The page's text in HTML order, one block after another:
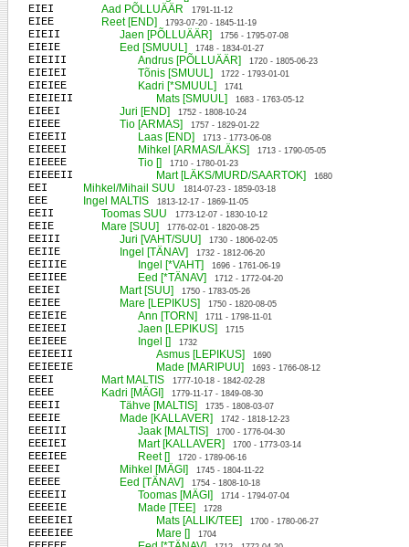
EIEI Aad PÕLLUÄÄR 1791-11-12
EIEE Reet [END] 1793-07-20 - 1845-11-19
EIEII Jaen [PÕLLUÄÄR] 1756 - 1795-07-08
EIEIE Eed [SMUUL] 1748 - 1834-01-27
EIEIII Andrus [PÕLLUÄÄR] 1720 - 1805-06-23
EIEIEI Tõnis [SMUUL] 1722 - 1793-01-01
EIEIEE Kadri [*SMUUL] 1741
EIEIEII Mats [SMUUL] 1683 - 1763-05-12
EIEEI Juri [END] 1752 - 1808-10-24
EIEEE Tio [ARMAS] 1757 - 1829-01-22
EIEEII Laas [END] 1713 - 1773-06-08
EIEEEI Mihkel [ARMAS/LÄKS] 1713 - 1790-05-05
EIEEEE Tio [] 1710 - 1780-01-23
EIEEEII Mart [LÄKS/MURD/SAARTOK] 1680
EEI Mihkel/Mihail SUU 1814-07-23 - 1859-03-18
EEE Ingel MALTIS 1813-12-17 - 1869-11-05
EEII Toomas SUU 1773-12-07 - 1830-10-12
EEIE Mare [SUU] 1776-02-01 - 1820-08-25
EEIII Juri [VAHT/SUU] 1730 - 1806-02-05
EEIIE Ingel [TÄNAV] 1732 - 1812-06-20
EEIIIE Ingel [*VAHT] 1696 - 1761-06-19
EEIIEE Eed [*TÄNAV] 1712 - 1772-04-20
EEIEI Mart [SUU] 1750 - 1783-05-26
EEIEE Mare [LEPIKUS] 1750 - 1820-08-05
EEIEIE Ann [TORN] 1711 - 1798-11-01
EEIEEI Jaen [LEPIKUS] 1715
EEIEEE Ingel [] 1732
EEIEEII Asmus [LEPIKUS] 1690
EEIEEIE Made [MARIPUU] 1693 - 1766-08-12
EEEI Mart MALTIS 1777-10-18 - 1842-02-28
EEEE Kadri [MÄGI] 1779-11-17 - 1849-08-30
EEEII Tähve [MALTIS] 1735 - 1808-03-07
EEEIE Made [KALLAVER] 1742 - 1818-12-23
EEEIII Jaak [MALTIS] 1700 - 1776-04-30
EEEIEI Mart [KALLAVER] 1700 - 1773-03-14
EEEIEE Reet [] 1720 - 1789-06-16
EEEEI Mihkel [MÄGI] 1745 - 1804-11-22
EEEEE Eed [TÄNAV] 1754 - 1808-10-18
EEEEII Toomas [MÄGI] 1714 - 1794-07-04
EEEEIE Made [TEE] 1728
EEEEIEI Mats [ALLIK/TEE] 1700 - 1780-06-27
EEEEIEE Mare [] 1704